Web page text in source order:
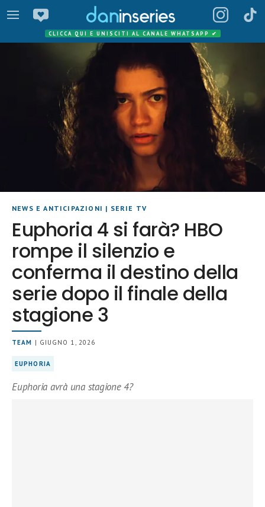
CLICCA QUI E UNISCITI AL CANALE WHATSAPP ✔
NEWS E ANTICIPAZIONI | SERIE TV
Euphoria 4 si farà? HBO
rompe il silenzio e
conferma il destino della
serie dopo il finale della
stagione 3
TEAM | GIUGNO 1, 2026
EUPHORIA
Euphoria avrà una stagione 4?